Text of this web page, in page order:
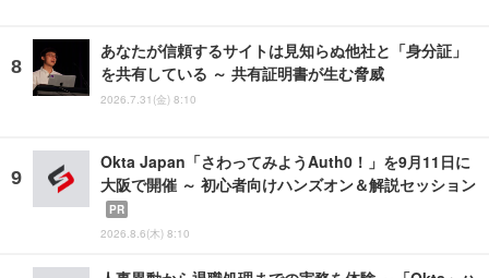
あなたが信頼するサイトは見知らぬ他社と「身分証」
を共有している ～ 共有証明書が生む脅威
2026.7.31(金) 8:10
Okta Japan「さわってみようAuth0！」を9月11日に
大阪で開催 ～ 初心者向けハンズオン＆解説セッション
PR
2026.8.6(木) 8:10